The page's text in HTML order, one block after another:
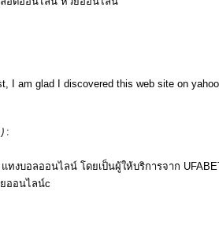
I am glad I discovered this web site on
:
แทงบอลออนไลน์ โดยเป็นผู้ให้บริการจาก
ออนไลน์c